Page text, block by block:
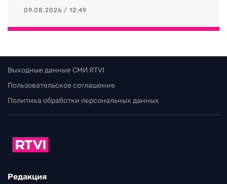
09.08.2026 / 12:49
Выходные данные СМИ RTVI
Пользовательское соглашение
Политика обработки персональных данных
Редакция